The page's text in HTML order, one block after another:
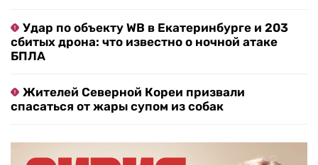
Удар по объекту WB в Екатеринбурге и 203
сбитых дрона: что известно о ночной атаке
БПЛА
Жителей Северной Кореи призвали
спасаться от жары супом из собак